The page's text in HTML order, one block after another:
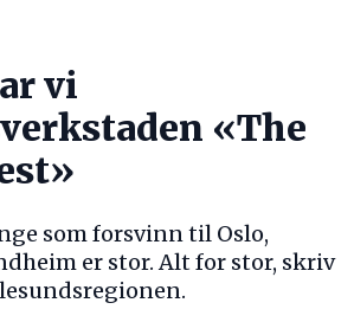
vi
«The
som forsvinn til Oslo,
er stor. Alt for stor, skriv